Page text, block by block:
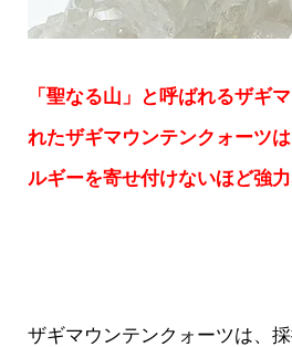
「聖なる山」と呼ばれるザギ
れたザギマウンテンクォーツ
ルギーを寄せ付けないほど強
ザギマウンテンクォーツは、